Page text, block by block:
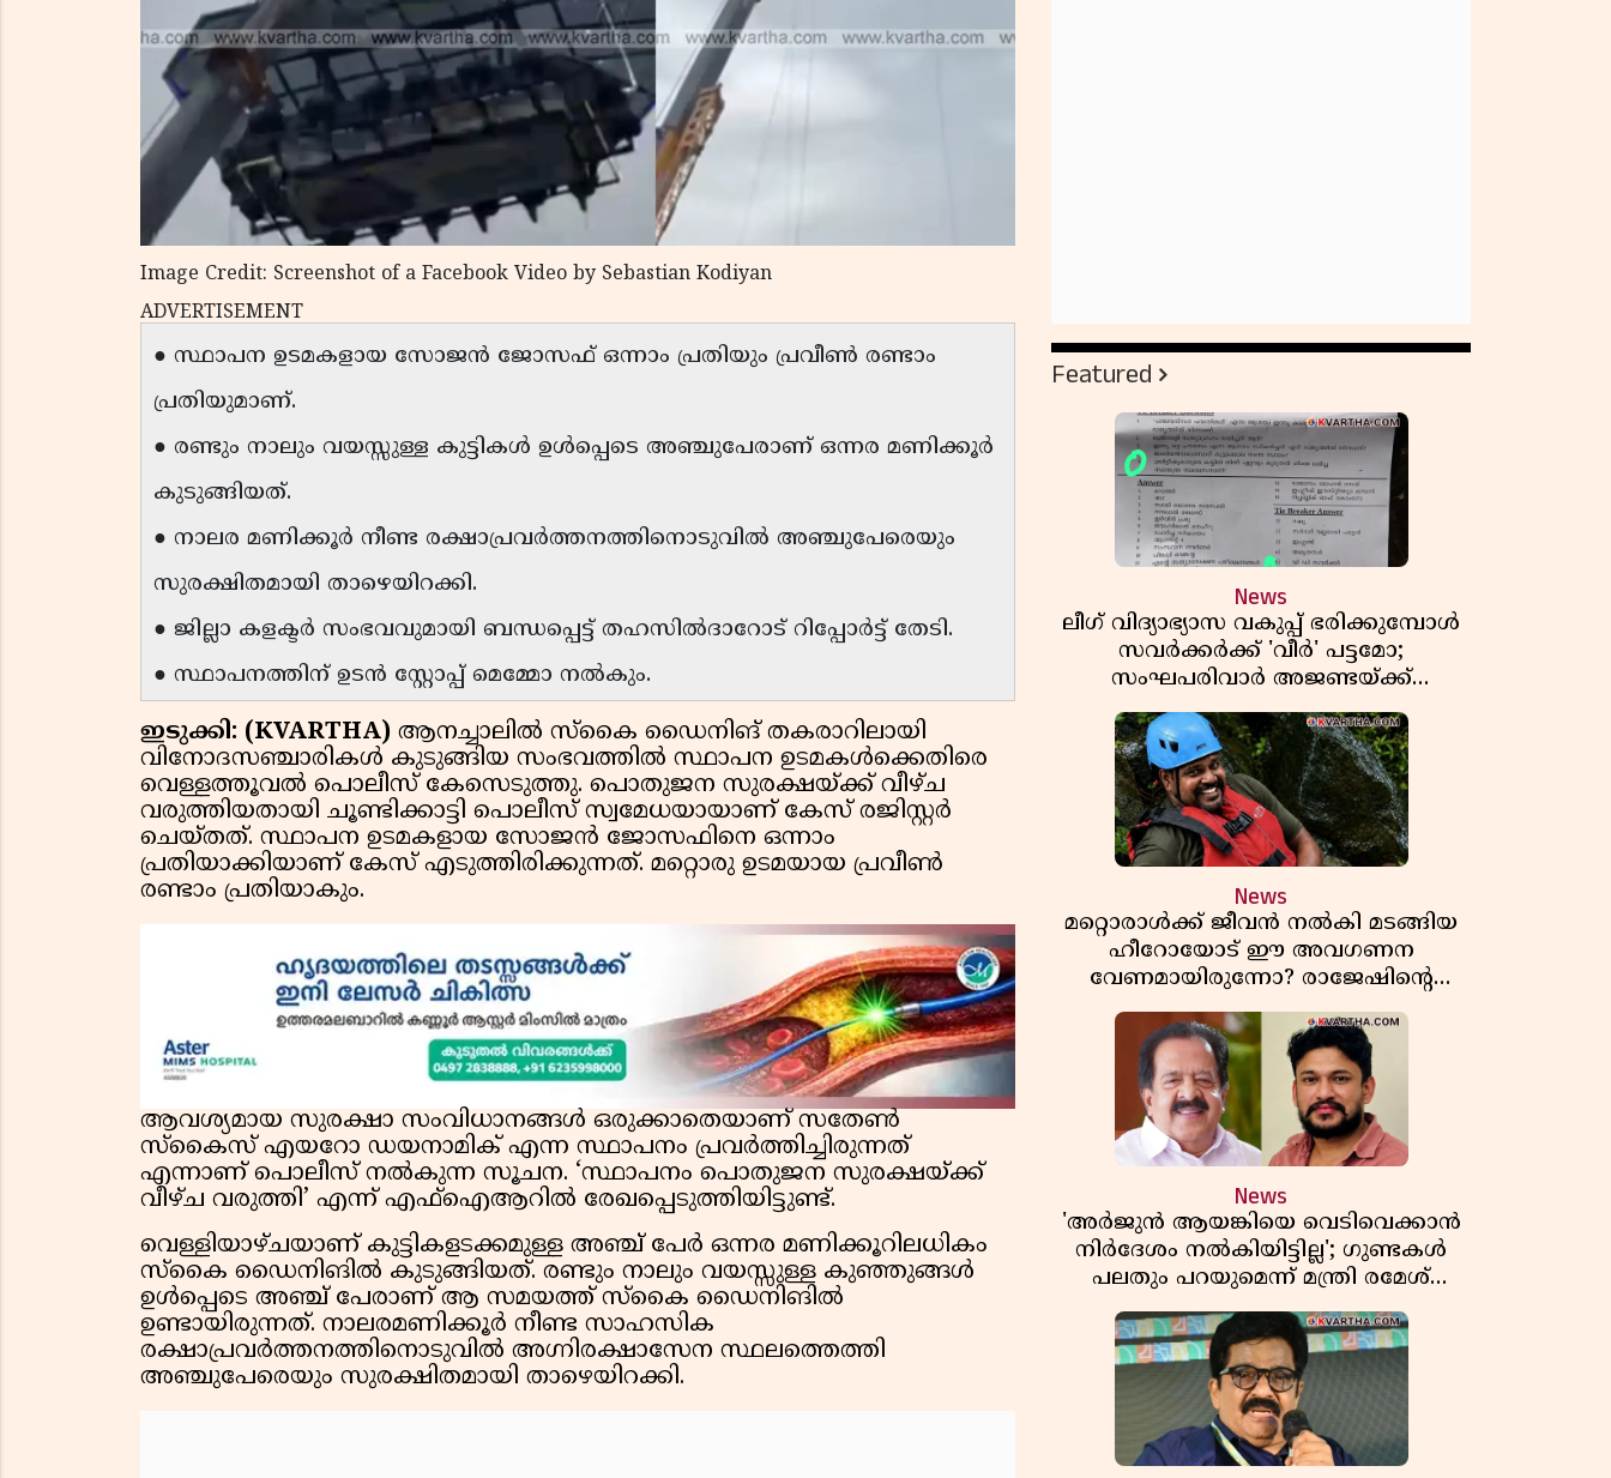
Image Credit: Screenshot of a Facebook Video by Sebastian Kodiyan
ADVERTISEMENT
● സ്ഥാപന ഉടമകളായ സോജൻ ജോസഫ് ഒന്നാം പ്രതിയും പ്രവീൺ രണ്ടാം
പ്രതിയുമാണ്.
● രണ്ടും നാലും വയസ്സുള്ള കുട്ടികൾ ഉൾപ്പെടെ അഞ്ചുപേരാണ് ഒന്നര മണിക്കൂർ
കുടുങ്ങിയത്.
● നാലര മണിക്കൂർ നീണ്ട രക്ഷാപ്രവർത്തനത്തിനൊടുവിൽ അഞ്ചുപേരെയും
സുരക്ഷിതമായി താഴെയിറക്കി.
● ജില്ലാ കളക്ടർ സംഭവവുമായി ബന്ധപ്പെട്ട് തഹസിൽദാറോട് റിപ്പോർട്ട് തേടി.
● സ്ഥാപനത്തിന് ഉടൻ സ്റ്റോപ്പ് മെമ്മോ നൽകും.
ഇടുക്കി: (KVARTHA) ആനച്ചാലിൽ സ്‌കൈ ഡൈനിങ് തകരാറിലായി
വിനോദസഞ്ചാരികൾ കുടുങ്ങിയ സംഭവത്തിൽ സ്ഥാപന ഉടമകൾക്കെതിരെ
വെള്ളത്തൂവൽ പൊലീസ് കേസെടുത്തു. പൊതുജന സുരക്ഷയ്ക്ക് വീഴ്ച
വരുത്തിയതായി ചൂണ്ടിക്കാട്ടി പൊലീസ് സ്വമേധയായാണ് കേസ് രജിസ്റ്റർ
ചെയ്തത്. സ്ഥാപന ഉടമകളായ സോജൻ ജോസഫിനെ ഒന്നാം
പ്രതിയാക്കിയാണ് കേസ് എടുത്തിരിക്കുന്നത്. മറ്റൊരു ഉടമയായ പ്രവീൺ
രണ്ടാം പ്രതിയാകും.
ആവശ്യമായ സുരക്ഷാ സംവിധാനങ്ങൾ ഒരുക്കാതെയാണ് സതേൺ
സ്‌കൈസ് എയറോ ഡയനാമിക് എന്ന സ്ഥാപനം പ്രവർത്തിച്ചിരുന്നത്
എന്നാണ് പൊലീസ് നൽകുന്ന സൂചന. ‘സ്ഥാപനം പൊതുജന സുരക്ഷയ്ക്ക്
വീഴ്ച വരുത്തി’ എന്ന് എഫ്‌ഐആറിൽ രേഖപ്പെടുത്തിയിട്ടുണ്ട്.
വെള്ളിയാഴ്ചയാണ് കുട്ടികളടക്കമുള്ള അഞ്ച് പേർ ഒന്നര മണിക്കൂറിലധികം
സ്‌കൈ ഡൈനിങിൽ കുടുങ്ങിയത്. രണ്ടും നാലും വയസ്സുള്ള കുഞ്ഞുങ്ങൾ
ഉൾപ്പെടെ അഞ്ച് പേരാണ് ആ സമയത്ത് സ്‌കൈ ഡൈനിങിൽ
ഉണ്ടായിരുന്നത്. നാലരമണിക്കൂർ നീണ്ട സാഹസിക
രക്ഷാപ്രവർത്തനത്തിനൊടുവിൽ അഗ്നിരക്ഷാസേന സ്ഥലത്തെത്തി
അഞ്ചുപേരെയും സുരക്ഷിതമായി താഴെയിറക്കി.
Featured
News
ലീഗ് വിദ്യാഭ്യാസ വകുപ്പ് ഭരിക്കുമ്പോൾ
സവർക്കർക്ക് 'വീർ' പട്ടമോ;
സംഘപരിവാർ അജണ്ടയ്ക്ക്
പച്ചക്കൊടി കാട്ടുന്നതാര്?
മഞ്ചേശ്വരത്തെ ക്വിസ് ചോദ്യം
വിവാദമാവുമ്പോൾ
News
മറ്റൊരാൾക്ക് ജീവൻ നൽകി മടങ്ങിയ
ഹീറോയോട് ഈ അവഗണന
വേണമായിരുന്നോ? രാജേഷിൻ്റെ
ഭൗതിക ശരീരത്തോടുള്ള അനാദരവിൽ
ആളിപ്പടരുന്ന ജനരോഷവും പാഠവും
News
'അർജുൻ ആയങ്കിയെ വെടിവെക്കാൻ
നിർദേശം നൽകിയിട്ടില്ല'; ഗുണ്ടകൾ
പലതും പറയുമെന്ന് മന്ത്രി രമേശ്
ചെന്നിത്തല